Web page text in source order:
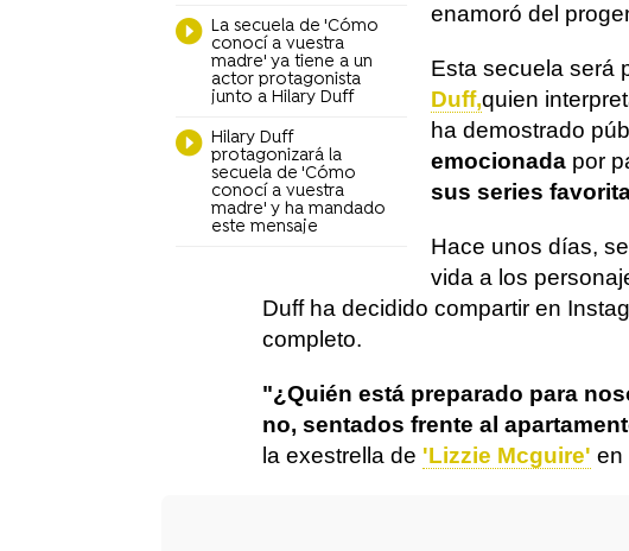
La secuela de 'Cómo
conocí a vuestra
madre' ya tiene a un
actor protagonista
junto a Hilary Duff
Hilary Duff
protagonizará la
secuela de 'Cómo
conocí a vuestra
madre' y ha mandado
este mensaje
enamoró del
Esta secuela será
Duff,quien
ha demostrado
emocionadapor
sus series
Hace unos días,
vida a los
Duff ha decidido compartir en
completo.
"¿Quién está preparado para
no, sentados frente al
la exestrella de 'Lizzie Mcguire' en